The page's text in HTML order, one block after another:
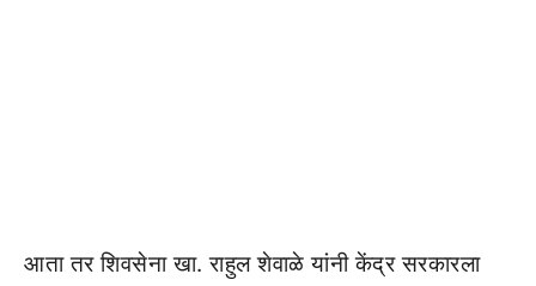
आता तर शिवसेना खा. राहुल शेवाळे यांनी केंद्र सरकारला